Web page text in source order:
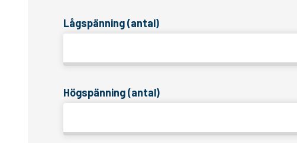
Lågspänning (antal)
Högspänning (antal)